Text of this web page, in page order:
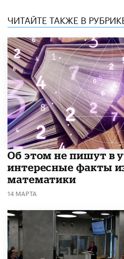
ЧИТАЙТЕ ТАКЖЕ В
Об этом не пишут в
интересные факты
математики
14 МАРТА